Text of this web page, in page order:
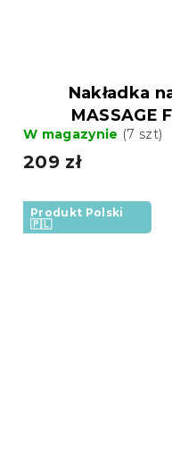
Nakładka
MASSAGE
W magazynie (7 szt)
209 zł
Produkt Polski
🇵🇱